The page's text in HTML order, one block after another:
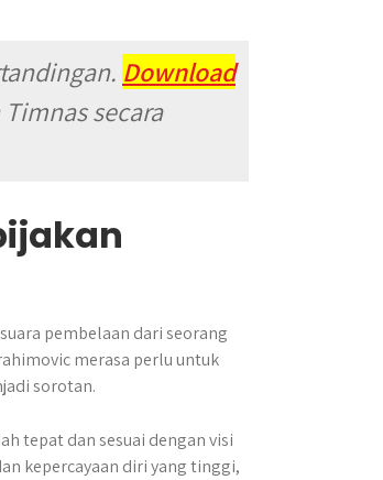
Download
secara
pembelaan dari seorang
merasa perlu untuk
sorotan.
tepat dan sesuai dengan visi
kepercayaan diri yang tinggi,